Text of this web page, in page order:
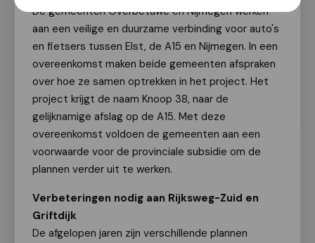
De gemeenten Overbetuwe en Nijmegen werken
aan een veilige en duurzame verbinding voor auto's
en fietsers tussen Elst, de A15 en Nijmegen. In een
overeenkomst maken beide gemeenten afspraken
over hoe ze samen optrekken in het project. Het
project krijgt de naam Knoop 38, naar de
gelijknamige afslag op de A15. Met deze
overeenkomst voldoen de gemeenten aan een
voorwaarde voor de provinciale subsidie om de
plannen verder uit te werken.
Verbeteringen nodig aan Rijksweg-Zuid en
Griftdijk
De afgelopen jaren zijn verschillende plannen